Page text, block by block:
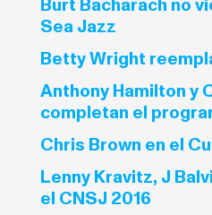
Burt Bacharach no
Sea Jazz
Betty Wright
Anthony Hamilton y
completan el
Chris Brown en el
Lenny Kravitz, J
el CNSJ 2016